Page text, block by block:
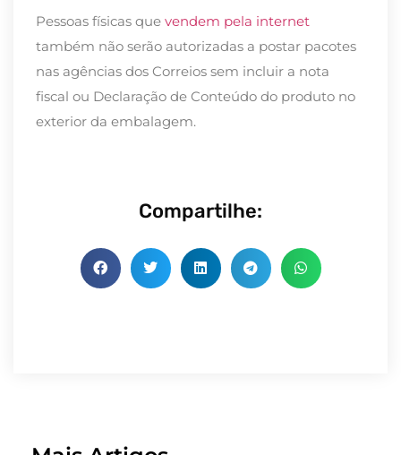
Pessoas físicas que vendem pela internet
também não serão autorizadas a postar pacotes
nas agências dos Correios sem incluir a nota
fiscal ou Declaração de Conteúdo do produto no
exterior da embalagem.
Compartilhe: